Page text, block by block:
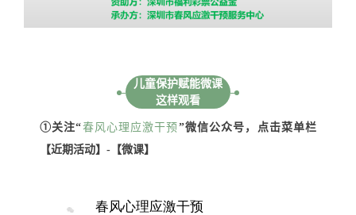
儿童保护赋能微课
这样观看
①关注“春风心理应激干预 ”微信公众号，点击菜单栏
【近期活动】-【微课】
春风心理应激干预